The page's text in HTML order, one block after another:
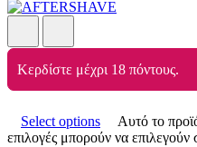
Κερδίστε μέχρι 18 πόντους.
Select options
Αυτό το
επιλογές μπορούν να επιλεγούν